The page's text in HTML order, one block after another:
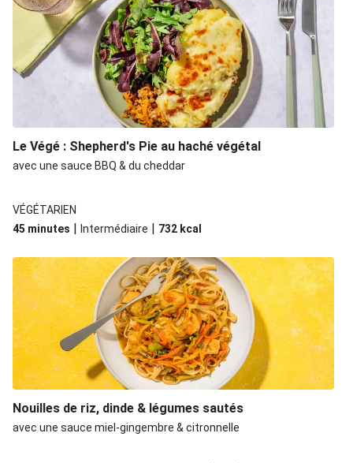
Le Végé : Shepherd's Pie au haché végétal
avec une sauce BBQ & du cheddar
VÉGÉTARIEN
45 minutes | Intermédiaire | 732 kcal
Nouilles de riz, dinde & légumes sautés
avec une sauce miel-gingembre & citronnelle